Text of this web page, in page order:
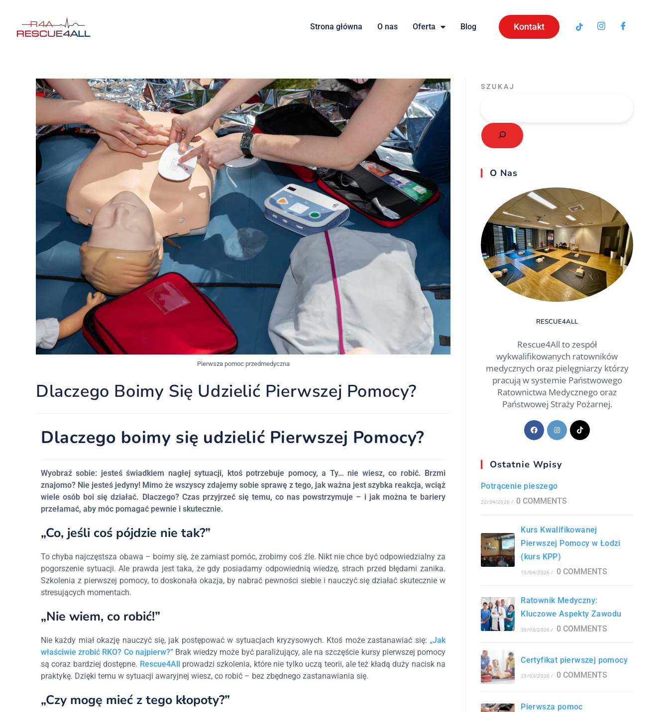
Strona główna O nas Oferta Blog Kontakt
Pierwsza pomoc przedmedyczna
Dlaczego Boimy Się Udzielić Pierwszej Pomocy?
Dlaczego boimy się udzielić Pierwszej Pomocy?
Wyobraź sobie: jesteś świadkiem nagłej sytuacji, ktoś potrzebuje pomocy, a Ty… nie wiesz, co robić. Brzmi
znajomo? Nie jesteś jedyny! Mimo że wszyscy zdajemy sobie sprawę z tego, jak ważna jest szybka reakcja, wciąż
wiele osób boi się działać. Dlaczego? Czas przyjrzeć się temu, co nas powstrzymuje – i jak można te bariery
przełamać, aby móc pomagać pewnie i skutecznie.
„Co, jeśli coś pójdzie nie tak?”
To chyba najczęstsza obawa – boimy się, że zamiast pomóc, zrobimy coś źle. Nikt nie chce być odpowiedzialny za
pogorszenie sytuacji. Ale prawda jest taka, że gdy posiadamy odpowiednią wiedzę, strach przed błędami zanika.
Szkolenia z pierwszej pomocy, to doskonała okazja, by nabrać pewności siebie i nauczyć się działać skutecznie w
stresujących momentach.
„Nie wiem, co robić!”
Nie każdy miał okazję nauczyć się, jak postępować w sytuacjach kryzysowych. Ktoś może zastanawiać się: „Jak
właściwie zrobić RKO? Co najpierw?”Brak wiedzy może być paraliżujący, ale na szczęście kursy pierwszej pomocy
są coraz bardziej dostępne. Rescue4All prowadzi szkolenia, które nie tylko uczą teorii, ale też kładą duży nacisk na
praktykę. Dzięki temu w sytuacji awaryjnej wiesz, co robić – bez zbędnego zastanawiania się.
„Czy mogę mieć z tego kłopoty?”
SZUKAJ
O Nas
RESCUE4ALL
Rescue4All to zespół
wykwalifikowanych ratowników
medycznych oraz pielęgniarzy którzy
pracują w systemie Państwowego
Ratownictwa Medycznego oraz
Państwowej Straży Pożarnej.
Ostatnie Wpisy
Potrącenie pieszego
22/04/2026 / 0 COMMENTS
Kurs Kwalifikowanej
Pierwszej Pomocy w Łodzi
(kurs KPP)
15/04/2026 / 0 COMMENTS
Ratownik Medyczny:
Kluczowe Aspekty Zawodu
30/03/2026 / 0 COMMENTS
Certyfikat pierwszej pomocy
29/03/2026 / 0 COMMENTS
Pierwsza pomoc